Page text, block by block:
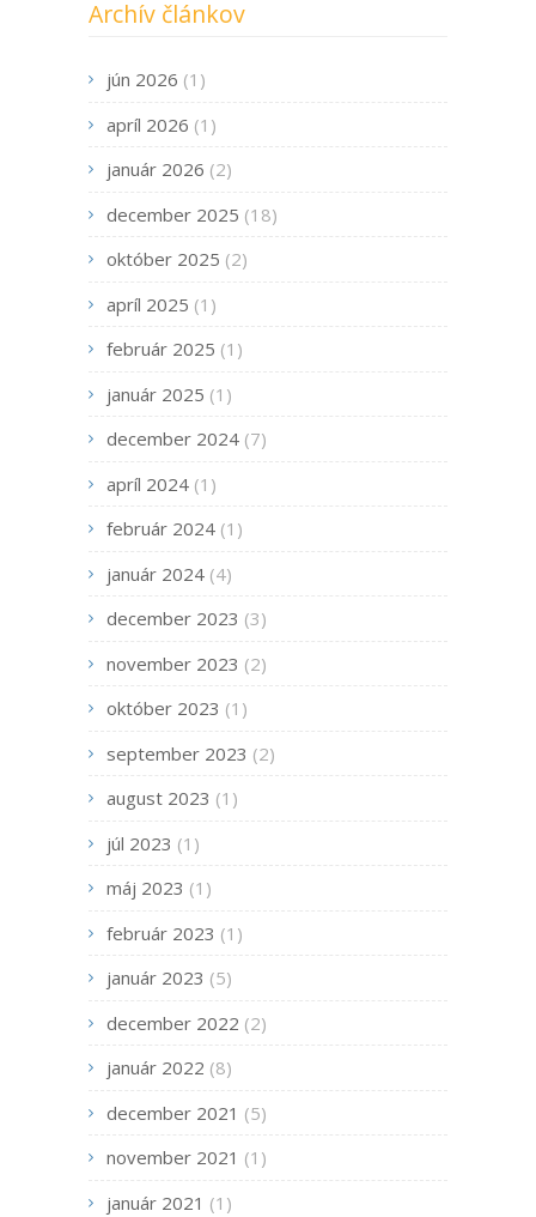
Archív článkov
jún 2026 (1)
apríl 2026 (1)
január 2026 (2)
december 2025 (18)
október 2025 (2)
apríl 2025 (1)
február 2025 (1)
január 2025 (1)
december 2024 (7)
apríl 2024 (1)
február 2024 (1)
január 2024 (4)
december 2023 (3)
november 2023 (2)
október 2023 (1)
september 2023 (2)
august 2023 (1)
júl 2023 (1)
máj 2023 (1)
február 2023 (1)
január 2023 (5)
december 2022 (2)
január 2022 (8)
december 2021 (5)
november 2021 (1)
január 2021 (1)